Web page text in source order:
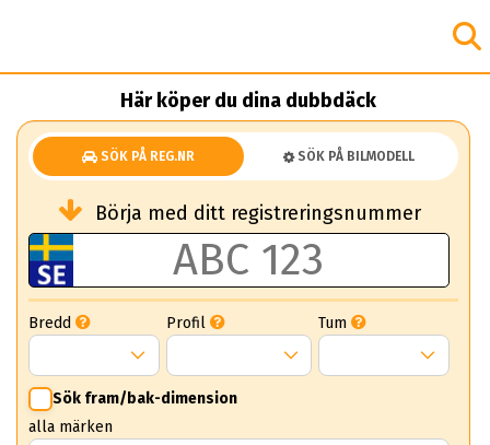
Här köper du dina dubbdäck
SÖK PÅ REG.NR SÖK PÅ BILMODELL
Börja med ditt registreringsnummer
Bredd Profil Tum
Sök fram/bak-dimension
alla märken